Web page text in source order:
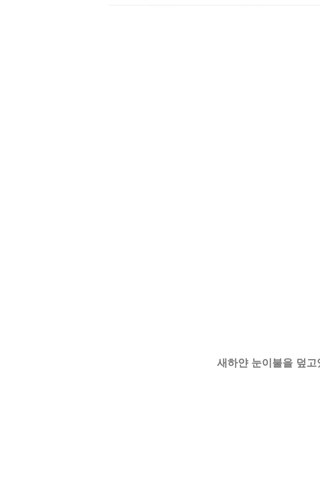
새하얀 눈이불을 덮